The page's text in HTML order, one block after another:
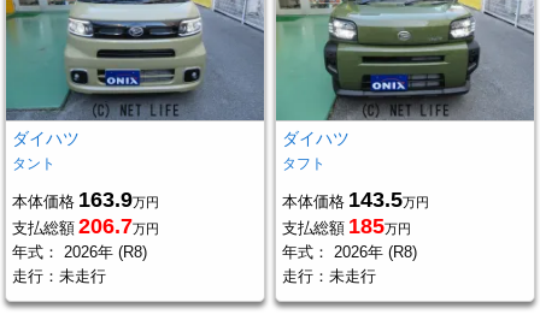
ダイハツ
タント
本体価格 163.9万円
支払総額 206.7万円
年式：
2026年 (R8)
走行：未走行
ダイハツ
タフト
本体価格 143.5万円
支払総額 185万円
年式：
2026年 (R8)
走行：未走行